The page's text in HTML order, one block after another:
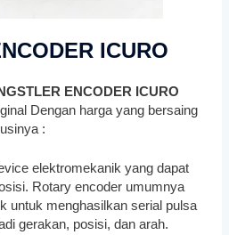
ICURO
ENCODER ICURO
Dengan harga yang bersaing
:
elektromekanik yang dapat
Rotary encoder umumnya
untuk menghasilkan serial pulsa
gerakan, posisi, dan arah.